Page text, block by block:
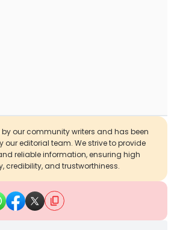
by our community writers and has been
our editorial team. We strive to provide
reliable information, ensuring high
credibility, and trustworthiness.